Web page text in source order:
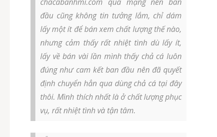
đầu cũng không tin tưởng lắm, chỉ dám
lấy một ít để bán xem chất lượng thế nào,
nhưng cảm thấy rất nhiệt tình dù lấy ít,
lấy về bán vài lần mình thấy chả cá luôn
đúng như cam kết ban đầu nên đã quyết
định chuyển hẳn qua dùng chả cá tại đây
thôi. Mình thích nhất là ở chất lượng phục
vụ, rất nhiệt tình và tận tâm.